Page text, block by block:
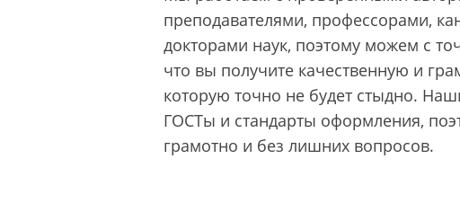
преподавателями, профессорами,
докторами наук, поэтому можем с
что вы получите качественную и
которую точно не будет стыдно.
ГОСТы и стандарты оформления,
грамотно и без лишних вопросов.